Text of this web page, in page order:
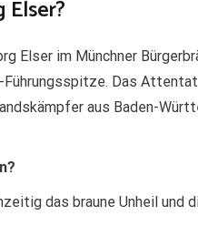
Elser im Münchner
Das
aus Baden-
das braune Unheil und